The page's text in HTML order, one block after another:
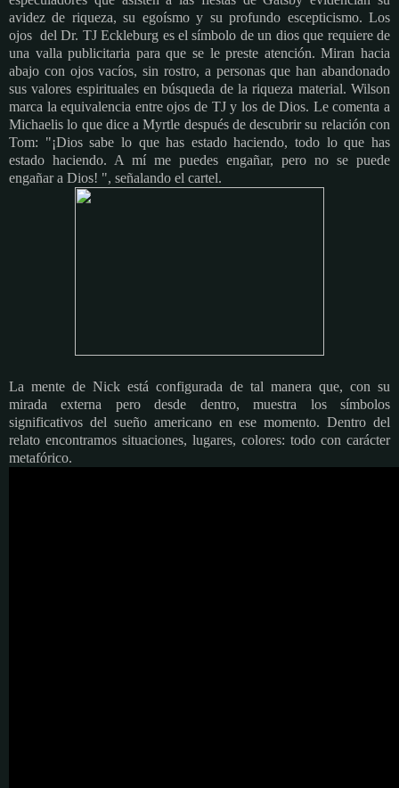
avidez de riqueza, su egoísmo y su profundo escepticismo. Los
ojos del Dr. TJ Eckleburg es el símbolo de un dios que requiere de
una valla publicitaria para que se le preste atención. Miran hacia
abajo con ojos vacíos, sin rostro, a personas que han abandonado
sus valores espirituales en búsqueda de la riqueza material. Wilson
marca la equivalencia entre ojos de TJ y los de Dios. Le comenta a
Michaelis lo que dice a Myrtle después de descubrir su relación con
Tom: "¡Dios sabe lo que has estado haciendo, todo lo que has
estado haciendo. A mí me puedes engañar, pero no se puede
engañar a Dios! ", señalando el cartel.
La mente de Nick está configurada de tal manera que, con su
mirada externa pero desde dentro, muestra los símbolos
significativos del sueño americano en ese momento. Dentro del
relato encontramos situaciones, lugares, colores: todo con carácter
metafórico.